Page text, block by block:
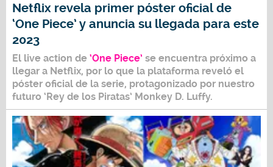
Netflix revela primer póster oficial de
‘One Piece’ y anuncia su llegada para este
2023
El live action de ‘One Piece’ se encuentra próximo a
llegar a Netflix, por lo que la plataforma reveló el
póster oficial de la serie, protagonizado por nuestro
futuro ‘Rey de los Piratas’ Monkey D. Luffy.